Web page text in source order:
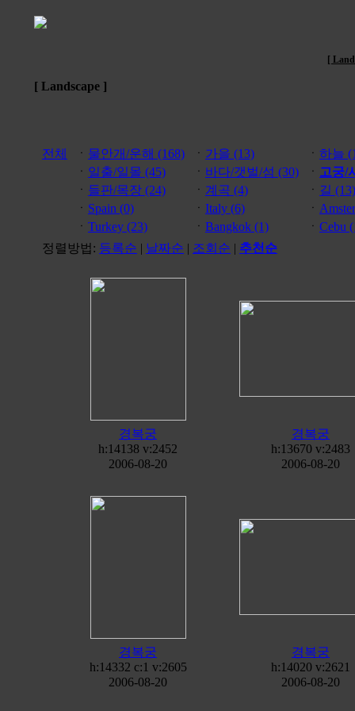
[
[ Landscape ]
전체 ㆍ 물안개/운해 (168) ㆍ 가을 (13) ㆍ 하늘
ㆍ 일출/일몰 (45) ㆍ 바다/갯벌/섬 (30) ㆍ 고궁/
ㆍ 들판/목장 (24) ㆍ 계곡 (4) ㆍ 길 (13)
ㆍ Spain (0) ㆍ Italy (6) ㆍ
ㆍ Turkey (23) ㆍ Bangkok (1) ㆍ Cebu
정렬방법: 등록순 | 날짜순 | 조회순 | 추천순
경복궁
h:14138 v:2452
2006-08-20
경복궁
h:13670 v:2483
2006-08-20
경복궁
h:14332 c:1 v:2605
2006-08-20
경복궁
h:14020 v:2621
2006-08-20